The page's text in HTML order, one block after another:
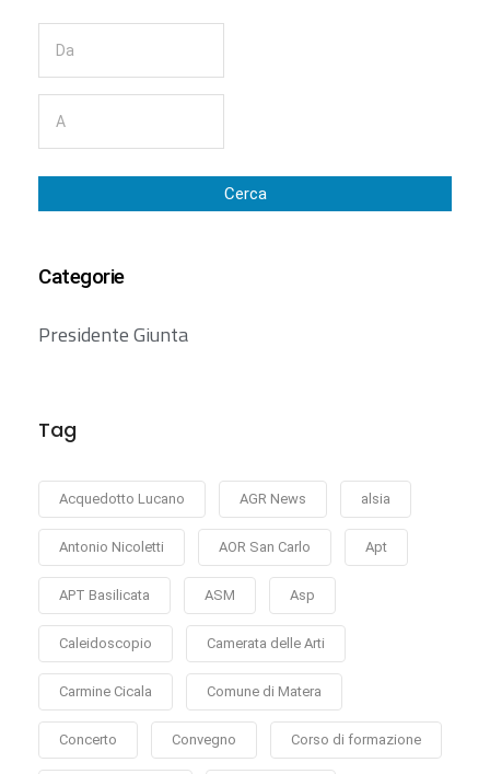
Cerca
Categorie
Presidente Giunta
Tag
Acquedotto Lucano AGR News alsia
Antonio Nicoletti AOR San Carlo Apt
APT Basilicata ASM Asp
Caleidoscopio Camerata delle Arti
Carmine Cicala Comune di Matera
Concerto Convegno Corso di formazione